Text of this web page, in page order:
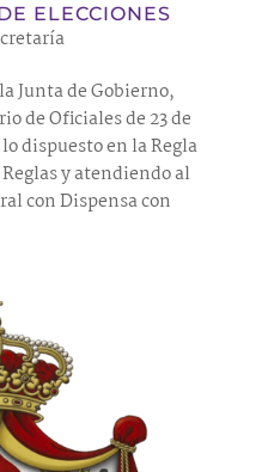
ELECCIONES
Junta de Gobierno,
de Oficiales de 23 de
dispuesto en la Regla
y atendiendo al
con Dispensa con